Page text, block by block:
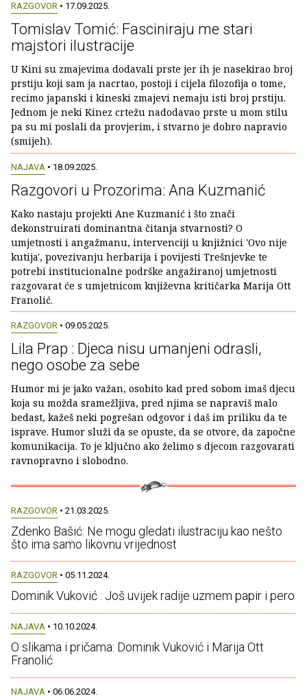
RAZGOVOR • 17.09.2025.
Tomislav Tomić: Fasciniraju me stari
majstori ilustracije
U Kini su zmajevima dodavali prste jer ih je nasekirao broj
prstiju koji sam ja nacrtao, postoji i cijela filozofija o tome,
recimo japanski i kineski zmajevi nemaju isti broj prstiju.
Jednom je neki Kinez crtežu nadodavao prste u mom stilu
pa su mi poslali da provjerim, i stvarno je dobro napravio
(smijeh).
NAJAVA • 18.09.2025.
Razgovori u Prozorima: Ana Kuzmanić
Kako nastaju projekti Ane Kuzmanić i što znači
dekonstruirati dominantna čitanja stvarnosti? O
umjetnosti i angažmanu, intervenciji u knjižnici 'Ovo nije
kutija', povezivanju herbarija i povijesti Trešnjevke te
potrebi institucionalne podrške angažiranoj umjetnosti
razgovarat će s umjetnicom književna kritičarka Marija Ott
Franolić.
RAZGOVOR • 09.05.2025.
Lila Prap : Djeca nisu umanjeni odrasli,
nego osobe za sebe
Humor mi je jako važan, osobito kad pred sobom imaš djecu
koja su možda sramežljiva, pred njima se napraviš malo
bedast, kažeš neki pogrešan odgovor i daš im priliku da te
isprave. Humor služi da se opuste, da se otvore, da započne
komunikacija. To je ključno ako želimo s djecom razgovarati
ravnopravno i slobodno.
RAZGOVOR • 21.03.2025.
Zdenko Bašić: Ne mogu gledati ilustraciju kao nešto
što ima samo likovnu vrijednost
RAZGOVOR • 05.11.2024.
Dominik Vuković : Još uvijek radije uzmem papir i pero
NAJAVA • 10.10.2024.
O slikama i pričama: Dominik Vuković i Marija Ott
Franolić
NAJAVA • 06.06.2024.